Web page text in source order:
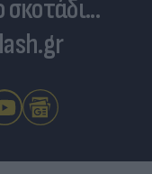
σκοτάδι...